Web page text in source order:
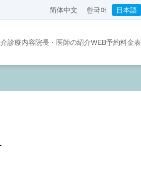
简体中文 한국어 日本語
診療内容院長・医師の紹介WEB予約料金表